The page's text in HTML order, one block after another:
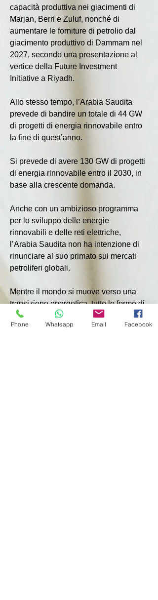
capacità produttiva nei giacimenti di
Marjan, Berri e Zuluf, nonché di
aumentare le forniture di petrolio dal
giacimento produttivo di Dammam nel
2027, secondo una presentazione al
vertice della Future Investment
Initiative a Riyadh.
Allo stesso tempo, l’Arabia Saudita
prevede di bandire un totale di 44 GW
di progetti di energia rinnovabile entro
la fine di quest’anno.
Si prevede di avere 130 GW di progetti
di energia rinnovabile entro il 2030, in
base alla crescente domanda.
Anche con un ambizioso programma
per lo sviluppo delle energie
rinnovabili e delle reti elettriche,
l’Arabia Saudita non ha intenzione di
rinunciare al suo primato sui mercati
petroliferi globali.
Mentre il mondo si muove verso una
transizione energetica, tutte le forme di
energia saranno assolutamente
essenziali per garantire la sicurezza
Phone Whatsapp Email Facebook